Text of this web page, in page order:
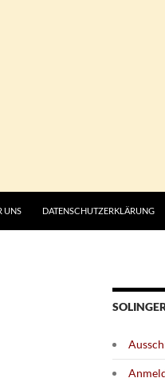
UNS DATENSCHUTZERKLÄRUNG